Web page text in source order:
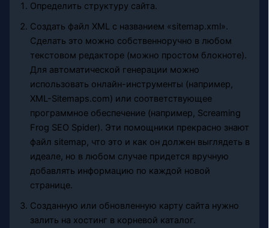
Определить структуру сайта.
Создать файл XML с названием «sitemap.xml».
Сделать это можно собственноручно в любом
текстовом редакторе (можно простом блокноте).
Для автоматической генерации можно
использовать онлайн-инструменты (например,
XML-Sitemaps.com) или соответствующее
программное обеспечение (например, Screaming
Frog SEO Spider). Эти помощники прекрасно знают
файл sitemap, что это и как он должен выглядеть в
идеале, но в любом случае придется вручную
добавлять информацию по каждой новой
странице.
Созданную или обновленную карту сайта нужно
залить на хостинг в корневой каталог.